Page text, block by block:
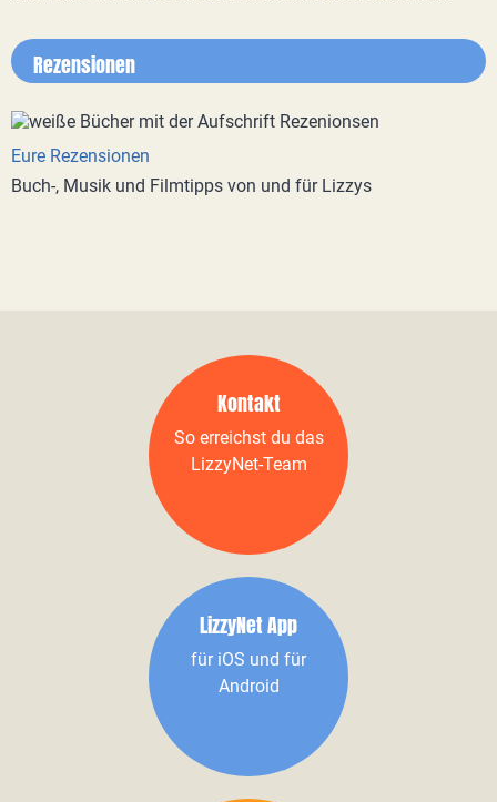
Rezensionen
Eure Rezensionen
Buch-, Musik und Filmtipps von und für Lizzys
Kontakt
So erreichst du das
LizzyNet-Team
LizzyNet App
für iOS und für
Android